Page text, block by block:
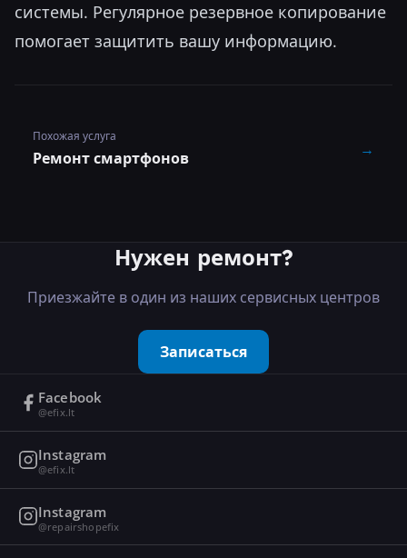
системы. Регулярное резервное копирование
помогает защитить вашу информацию.
Похожая услуга
Ремонт смартфонов →
Нужен ремонт?
Приезжайте в один из наших сервисных центров
Записаться
Facebook
@efix.lt
Instagram
@efix.lt
Instagram
@repairshopefix